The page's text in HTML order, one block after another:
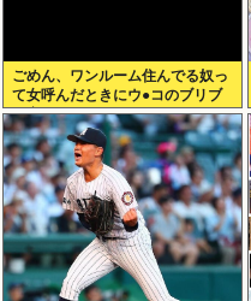
ごめん、ワンルーム住んでる奴っ
て女呼んだときにウ●コのブリブ
リ音どうしてんの？？